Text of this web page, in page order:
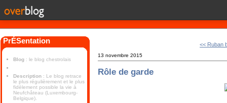
PrÉSentation
Blog : le blog chestrolais
Description : Le blog retrace
le plus régulièrement et le plus
fidèlement possible la vie à
Neufchâteau (Luxembourg-
Belgique).
<< Ruban
13 novembre 2015
Rôle de garde